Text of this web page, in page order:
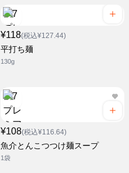
¥118(税込¥127.44)
平打ち麺
130g
¥108(税込¥116.64)
魚介とんこつつけ麺スープ
1袋